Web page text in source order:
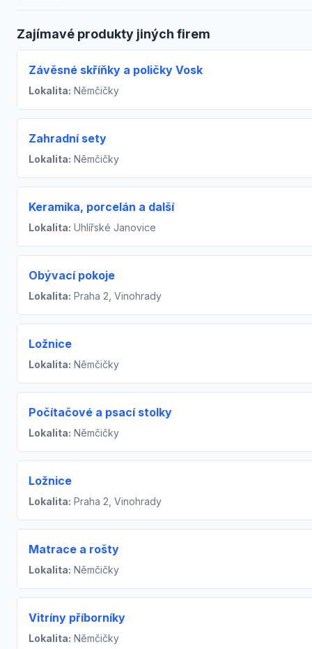
Zajímavé produkty jiných firem
Závěsné skříňky a poličky Vosk
Lokalita: Němčičky
Zahradní sety
Lokalita: Němčičky
Keramika, porcelán a další
Lokalita: Uhlířské Janovice
Obývací pokoje
Lokalita: Praha 2, Vinohrady
Ložnice
Lokalita: Němčičky
Počítačové a psací stolky
Lokalita: Němčičky
Ložnice
Lokalita: Praha 2, Vinohrady
Matrace a rošty
Lokalita: Němčičky
Vitríny příborníky
Lokalita: Němčičky